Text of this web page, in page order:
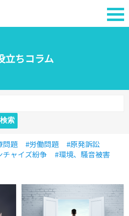
立ちコラム
問題 #労働問題
#原発訴訟
チャイズ紛争
#環境、騒音被害